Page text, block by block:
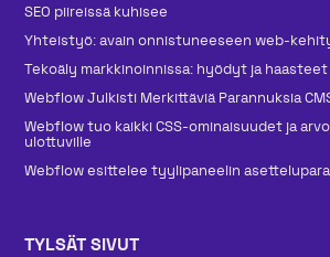
SEO piireissä kuhisee
Yhteistyö: avain onnistuneeseen web-
Tekoäly markkinoinnissa: hyödyt ja haasteet
Webflow Julkisti Merkittäviä Parannuksia
Webflow tuo kaikki CSS-ominaisuudet ja
ulottuville
Webflow esittelee tyylipaneelin
TYLSÄT SIVUT